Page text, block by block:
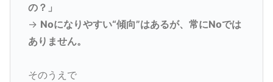
の？」
→ Noになりやすい“傾向”はあるが、常にNoでは
ありません。
そのうえで